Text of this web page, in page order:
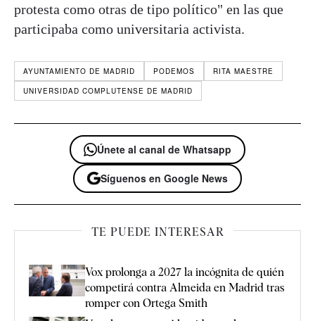
protesta como otras de tipo político" en las que
participaba como universitaria activista.
AYUNTAMIENTO DE MADRID PODEMOS
RITA MAESTRE
UNIVERSIDAD COMPLUTENSE DE MADRID
Únete al canal de Whatsapp
Síguenos en Google News
TE PUEDE INTERESAR
Vox prolonga a 2027 la incógnita de quién
competirá contra Almeida en Madrid tras
romper con Ortega Smith